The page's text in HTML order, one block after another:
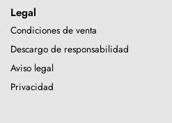
Legal
Condiciones de venta
Descargo de responsabilidad
Aviso legal
Privacidad